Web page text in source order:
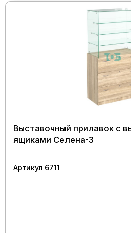
Выставочный прилавок с
ящиками Селена-3
Артикул 6711